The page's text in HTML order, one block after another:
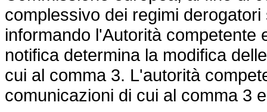
complessivo dei regimi
informando l'Autorità competente
notifica determina la modifica
cui al comma 3. L'autorità
comunicazioni di cui al comma 3